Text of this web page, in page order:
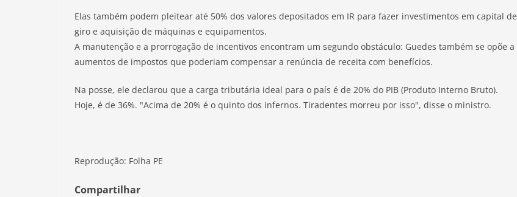
Elas também podem pleitear até 50% dos valores depositados em IR para fazer investimentos em capital de
giro e aquisição de máquinas e equipamentos.
A manutenção e a prorrogação de incentivos encontram um segundo obstáculo: Guedes também se opõe a
aumentos de impostos que poderiam compensar a renúncia de receita com benefícios.
Na posse, ele declarou que a carga tributária ideal para o país é de 20% do PIB (Produto Interno Bruto).
Hoje, é de 36%. "Acima de 20% é o quinto dos infernos. Tiradentes morreu por isso", disse o ministro.
Reprodução: Folha PE
Compartilhar